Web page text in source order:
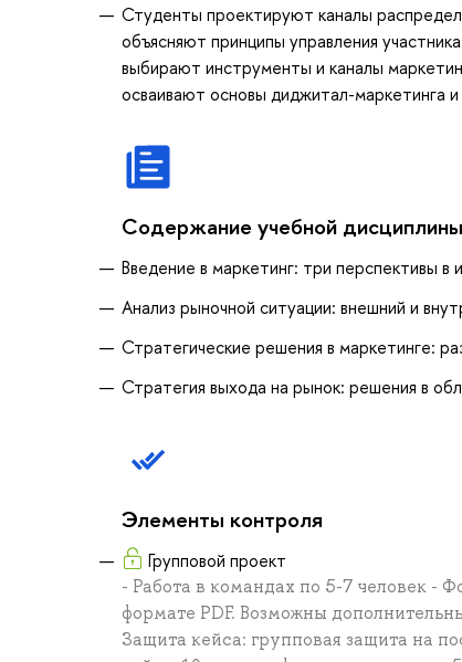
Студенты проектируют каналы
объясняют принципы управления
выбирают инструменты и каналы
осваивают основы диджитал-маркетинга
Содержание учебной дисциплины
Введение в маркетинг: три перспективы
Анализ рыночной ситуации: внешний и
Стратегические решения в маркетинге:
Стратегия выхода на рынок: решения в
Элементы контроля
Групповой проект
- Работа в командах по 5-7 человек -
формате PDF. Возможны
Защита кейса: групповая защита на